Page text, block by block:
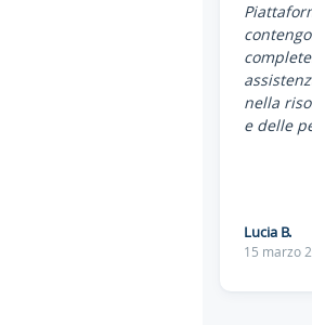
nella
e delle
Lucia B.
15 marzo